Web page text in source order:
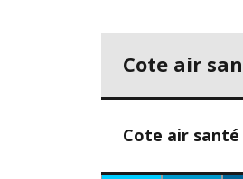
Cote air
Cote air